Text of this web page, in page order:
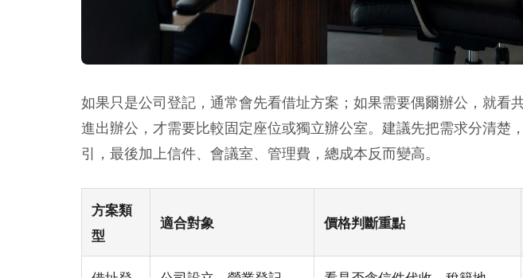
如果只是公司登記，通常會先看借址方案；如果需要偶爾辦公，就看
進出辦公，才需要比較固定座位或獨立辦公室。建議先把需求分清楚
引，最後加上信件、會議室、管理費，總成本反而變高。
方案類
型
適合對象 價格判斷重點